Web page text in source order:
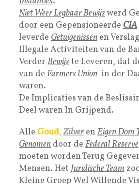
Niet Weer Legbaar Bewijswerd
door een Gepensioneerde CIA
leverde Getuigenissen en
Illegale Activiteiten van de
Verder Bewijste Leveren, dat
van de Farmers Union in der
waren.
De Implicaties van de
Deel waren In Grijpend.
Alle Goud, Zilveren Eigen Dom
Genomen door de Federal Reserve
moeten worden Terug
Mensen. Het Juridische Team
Kleine Groep Wel Willende